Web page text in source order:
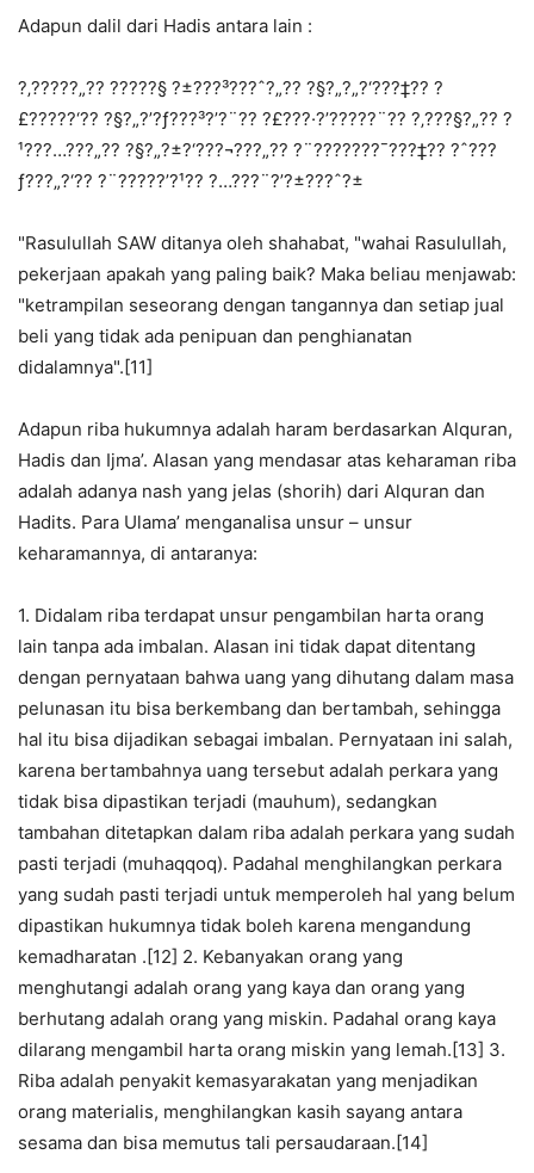
Adapun dalil dari Hadis antara lain :
?‚?????„?? ?????§ ?±???³???ˆ?„?? ?§?„?„?‘???‡?? ?
£?????‘?? ?§?„?’?ƒ???³?’?¨?? ?£???·?’?????¨?? ?‚???§?„?? ?
¹???…???„?? ?§?„?±?‘???¬???„?? ?¨???????¯???‡?? ?ˆ???
ƒ???„?‘?? ?¨?????’?¹?? ?…???¨?’?±???ˆ?±
"Rasulullah SAW ditanya oleh shahabat, "wahai Rasulullah,
pekerjaan apakah yang paling baik? Maka beliau menjawab:
"ketrampilan seseorang dengan tangannya dan setiap jual
beli yang tidak ada penipuan dan penghianatan
didalamnya".[11]
Adapun riba hukumnya adalah haram berdasarkan Alquran,
Hadis dan Ijma’. Alasan yang mendasar atas keharaman riba
adalah adanya nash yang jelas (shorih) dari Alquran dan
Hadits. Para Ulama’ menganalisa unsur – unsur
keharamannya, di antaranya:
1. Didalam riba terdapat unsur pengambilan harta orang
lain tanpa ada imbalan. Alasan ini tidak dapat ditentang
dengan pernyataan bahwa uang yang dihutang dalam masa
pelunasan itu bisa berkembang dan bertambah, sehingga
hal itu bisa dijadikan sebagai imbalan. Pernyataan ini salah,
karena bertambahnya uang tersebut adalah perkara yang
tidak bisa dipastikan terjadi (mauhum), sedangkan
tambahan ditetapkan dalam riba adalah perkara yang sudah
pasti terjadi (muhaqqoq). Padahal menghilangkan perkara
yang sudah pasti terjadi untuk memperoleh hal yang belum
dipastikan hukumnya tidak boleh karena mengandung
kemadharatan .[12] 2. Kebanyakan orang yang
menghutangi adalah orang yang kaya dan orang yang
berhutang adalah orang yang miskin. Padahal orang kaya
dilarang mengambil harta orang miskin yang lemah.[13] 3.
Riba adalah penyakit kemasyarakatan yang menjadikan
orang materialis, menghilangkan kasih sayang antara
sesama dan bisa memutus tali persaudaraan.[14]